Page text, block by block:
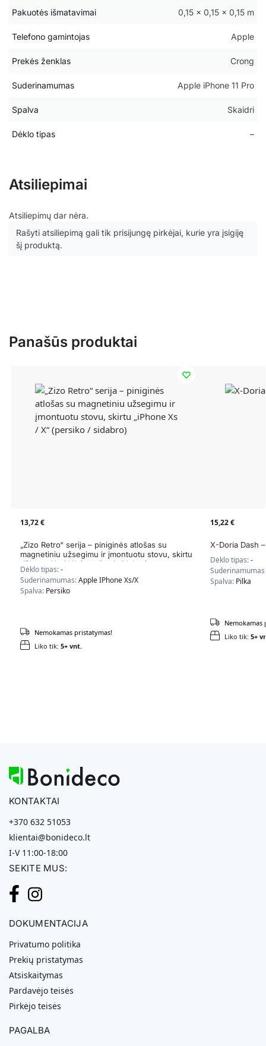
Pakuotės išmatavimai 0,15 × 0,15 × 0,15 m
Telefono gamintojas Apple
Prekės ženklas Crong
Suderinamumas Apple iPhone 11 Pro
Spalva Skaidri
Dėklo tipas –
Atsiliepimai
Atsiliepimų dar nėra.
Rašyti atsiliepimą gali tik prisijungę pirkėjai, kurie yra įsigiję
šį produktą.
Panašūs produktai
13,72€
„Zizo Retro“ serija – piniginės atlošas su
magnetiniu užsegimu ir įmontuotu stovu, skirtu
„iPhone Xs / X“ (persiko / sidabro)
Dėklo tipas:-
Suderinamumas:Apple IPhone Xs/X
Spalva: Persiko
Liko tik: 5+ vnt.
Nemokamas pristatymas!
15,22€
X-Doria Dash
Dėklo tipas:-
Spalva: Pilka
Liko tik: 5+
Nemokamas
KONTAKTAI
+370 632 51053
klientai@bonideco.lt
I-V 11:00-18:00
SEKITE MUS:
DOKUMENTACIJA
Privatumo politika
Prekių pristatymas
Atsiskaitymas
Pardavėjo teisės
Pirkėjo teisės
PAGALBA